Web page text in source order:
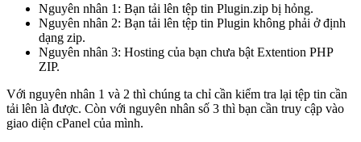
Nguyên nhân 1: Bạn tải lên tệp tin Plugin.zip bị hỏng.
Nguyên nhân 2: Bạn tải lên tệp tin Plugin không phải ở định
dạng zip.
Nguyên nhân 3: Hosting của bạn chưa bật Extention PHP
ZIP.
Với nguyên nhân 1 và 2 thì chúng ta chỉ cần kiểm tra lại tệp tin cần
tải lên là được. Còn với nguyên nhân số 3 thì bạn cần truy cập vào
giao diện cPanel của mình.